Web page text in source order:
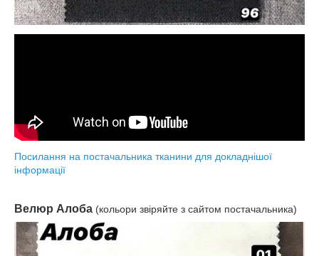
Посилання на постачальника тканини для докладнішої
інформації
Велюр Алоба (кольори звіряйте з сайтом постачальника)